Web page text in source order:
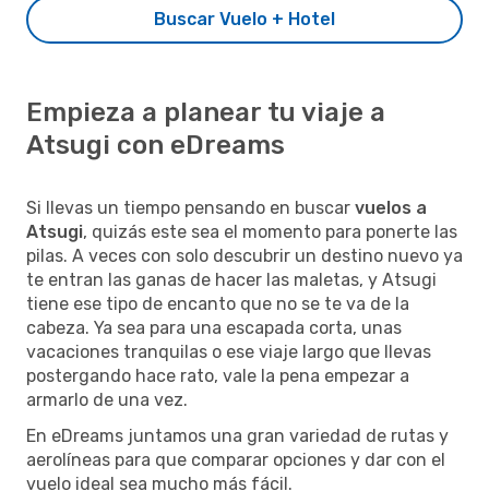
Buscar Vuelo + Hotel
Empieza a planear tu viaje a
Atsugi con eDreams
Si llevas un tiempo pensando en buscar vuelos a
Atsugi, quizás este sea el momento para ponerte las
pilas. A veces con solo descubrir un destino nuevo ya
te entran las ganas de hacer las maletas, y Atsugi
tiene ese tipo de encanto que no se te va de la
cabeza. Ya sea para una escapada corta, unas
vacaciones tranquilas o ese viaje largo que llevas
postergando hace rato, vale la pena empezar a
armarlo de una vez.
En eDreams juntamos una gran variedad de rutas y
aerolíneas para que comparar opciones y dar con el
vuelo ideal sea mucho más fácil.